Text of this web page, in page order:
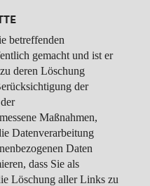
betreffenden
gemacht und ist er
deren Löschung
der
Maßnahmen,
Datenverarbeitung
Daten
dass Sie als
Löschung aller Links zu